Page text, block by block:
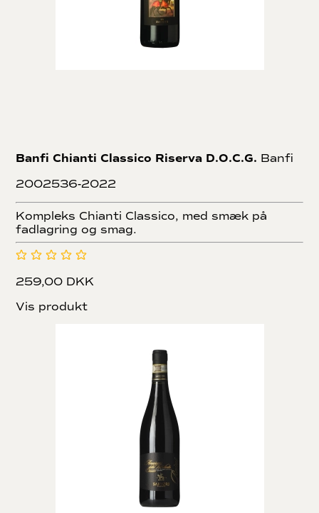
Banfi Chianti Classico Riserva D.O.C.G. Banfi
2002536-2022
Kompleks Chianti Classico, med smæk på
fadlagring og smag.
259,00 DKK
Vis produkt